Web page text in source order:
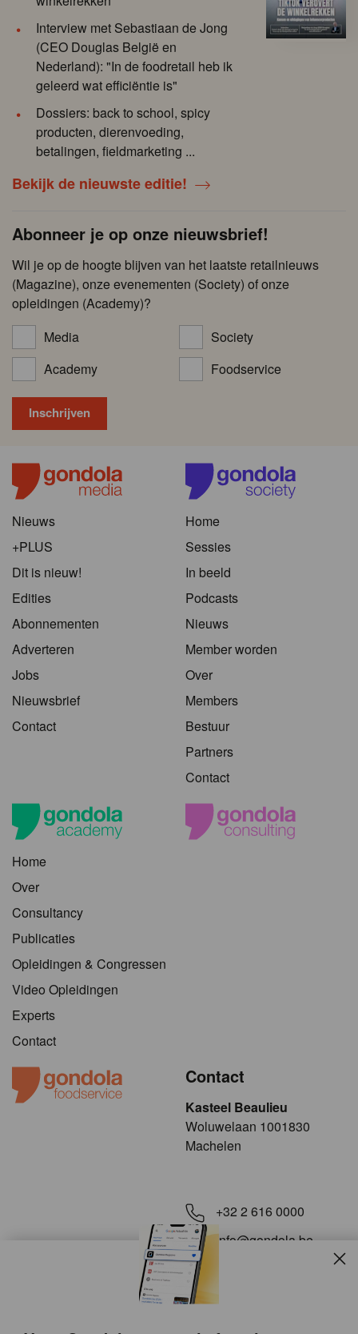
Interview met Sebastiaan de Jong
(CEO Douglas België en
Nederland): "In de foodretail heb ik
geleerd wat efficiëntie is"
Dossiers: back to school, spicy
producten, dierenvoeding,
betalingen, fieldmarketing ...
Bekijk de nieuwste editie!
Abonneer je op onze nieuwsbrief!
Wil je op de hoogte blijven van het laatste retailnieuws
(Magazine), onze evenementen (Society) of onze
opleidingen (Academy)?
Media
Society
Academy
Foodservice
Nieuws
+PLUS
Dit is nieuw!
Edities
Abonnementen
Adverteren
Jobs
Nieuwsbrief
Contact
Home
Sessies
In beeld
Podcasts
Nieuws
Member worden
Over
Members
Bestuur
Partners
Contact
Home
Over
Consultancy
Publicaties
Opleidingen & Congressen
Video Opleidingen
Experts
Contact
Contact
Kasteel Beaulieu
​​​Woluwelaan 1001830
Machelen
+32 2 616 0000
info@gondola.be
Volg ons op